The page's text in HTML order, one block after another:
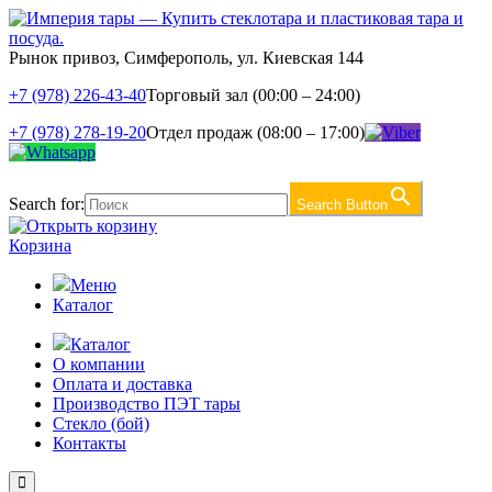
Рынок привоз, Симферополь, ул. Киевская 144
+7 (978) 226-43-40Торговый зал (00:00 – 24:00)
+7 (978) 278-19-20Отдел продаж (08:00 – 17:00)
Search for: Search Button
Корзина
Меню
Каталог
Каталог
О компании
Оплата и доставка
Производство ПЭТ тары
Стекло (бой)
Контакты